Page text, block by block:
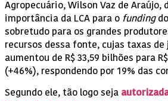
Agropecuário, Wilson Vaz de Araújo,
importância da LCA para o funding
sobretudo para os grandes
recursos dessa fonte, cujas taxas de
aumentou de R$ 33,59 bilhões para
(+46%), respondendo por 19% das
Segundo ele, tão logo seja